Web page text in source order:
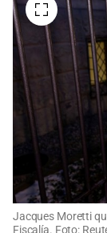
Jacques Moretti
Fiscalía. Foto: